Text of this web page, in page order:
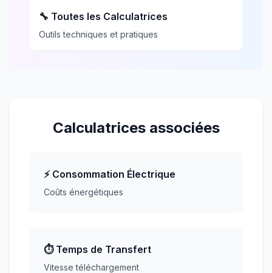
🔧 Toutes les Calculatrices
Outils techniques et pratiques
Calculatrices associées
⚡ Consommation Électrique
Coûts énergétiques
⏱️ Temps de Transfert
Vitesse téléchargement